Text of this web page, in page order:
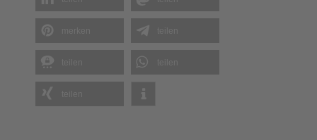
teilen
teilen teilen
teilen